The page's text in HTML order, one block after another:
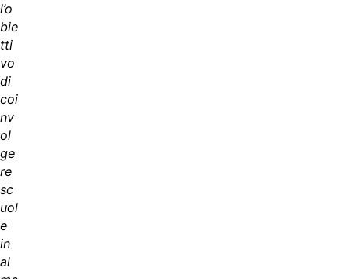
l’o
bie
tti
vo
di
coi
nv
ol
ge
re
sc
uol
e
in
al